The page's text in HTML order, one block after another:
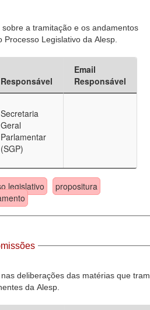
a tramitação e os andamentos
Processo Legislativo da Alesp.
Responsável
Email
Responsável
Secretaria
Geral
Parlamentar
(SGP)
legislativo
propositura
deliberações das matérias que
da Alesp.